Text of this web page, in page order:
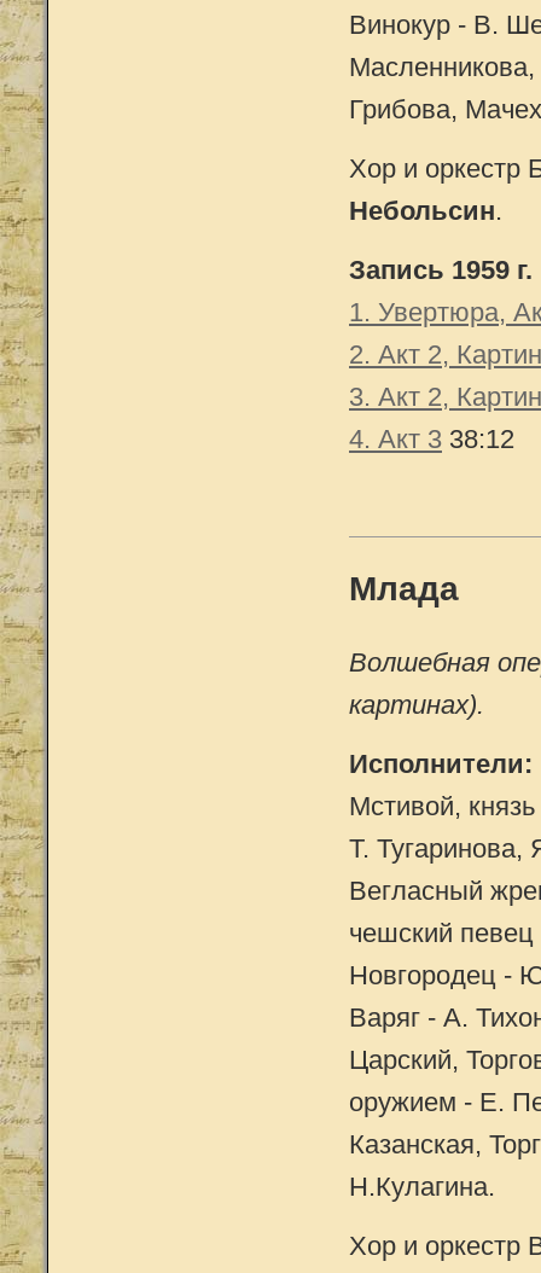
Винокур - В.
Грибова,
Хор и оркестр
Небольсин.
Запись 1959 г.
1. Увертюра,
2. Акт 2,
3. Акт 2,
4. Акт 3 38:12
Млада
Волшебная
картинах).
Исполнители:
Мстивой,
Т. Тугаринова,
Вегласный
чешский
Новгородец -
Варяг - А.
Царский,
оружием - Е.
Казанская,
Н.Кулагина.
Хор и оркестр